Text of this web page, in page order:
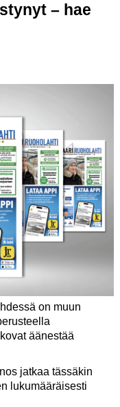
– hae
on muun
äänestää
jatkaa tässäkin
lukumääräisesti